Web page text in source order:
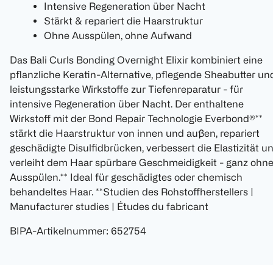
Intensive Regeneration über Nacht
Stärkt & repariert die Haarstruktur
Ohne Ausspülen, ohne Aufwand
Das Bali Curls Bonding Overnight Elixir kombiniert eine
pflanzliche Keratin-Alternative, pflegende Sheabutter
leistungsstarke Wirkstoffe zur Tiefenreparatur - für
intensive Regeneration über Nacht. Der enthaltene
Wirkstoff mit der Bond Repair Technologie Everbond®**
stärkt die Haarstruktur von innen und außen, repariert
geschädigte Disulfidbrücken, verbessert die Elastizität
verleiht dem Haar spürbare Geschmeidigkeit - ganz ohne
Ausspülen.** Ideal für geschädigtes oder chemisch
behandeltes Haar. **Studien des Rohstoffherstellers |
Manufacturer studies | Études du fabricant
BIPA-Artikelnummer: 652754